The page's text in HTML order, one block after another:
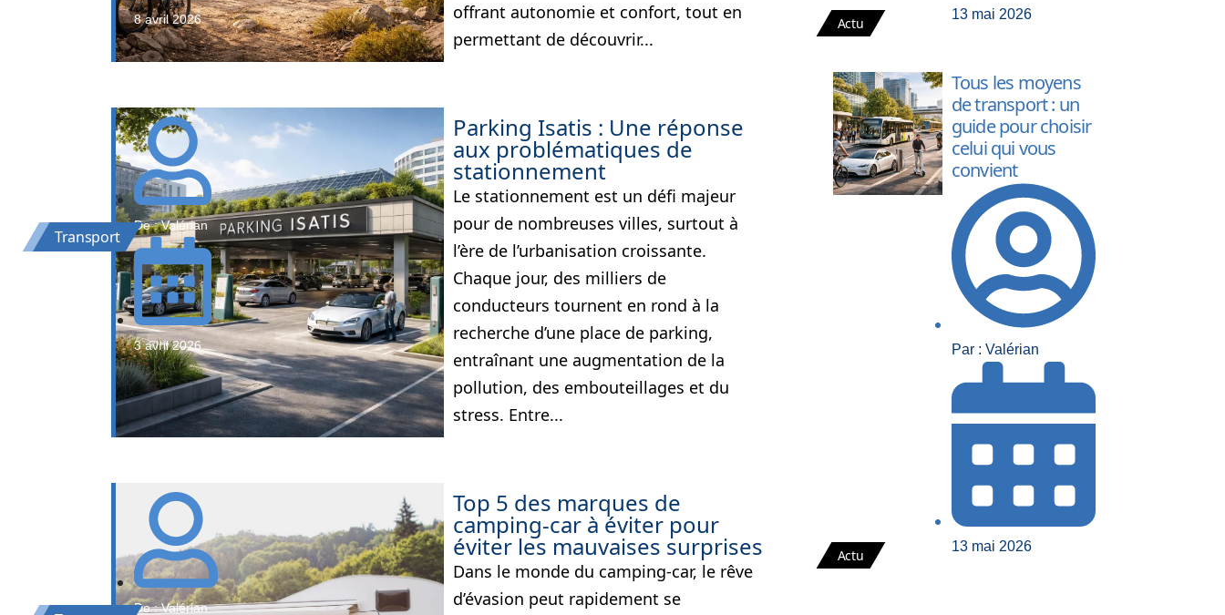
8 avril 2026
offrant autonomie et confort, tout en
permettant de découvrir...
Transport
De : Valérian
3 avril 2026
Parking Isatis : Une réponse
aux problématiques de
stationnement
Le stationnement est un défi majeur
pour de nombreuses villes, surtout à
l’ère de l’urbanisation croissante.
Chaque jour, des milliers de
conducteurs tournent en rond à la
recherche d’une place de parking,
entraînant une augmentation de la
pollution, des embouteillages et du
stress. Entre...
De : Valérian
Top 5 des marques de
camping-car à éviter pour
éviter les mauvaises surprises
Dans le monde du camping-car, le rêve
d’évasion peut rapidement se
Actu
13 mai 2026
Actu
Tous les moyens
de transport : un
guide pour choisir
celui qui vous
convient
Par : Valérian
13 mai 2026